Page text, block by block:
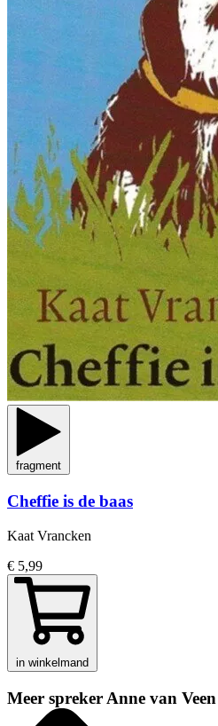
fragment
Cheffie is de baas
Kaat Vrancken
€ 5,99
in winkelmand
Meer spreker Anne van Veen